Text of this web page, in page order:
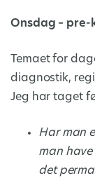
Onsdag – pre-
Temaet for
diagnostik,
Jeg har taget
Har man
man have
det